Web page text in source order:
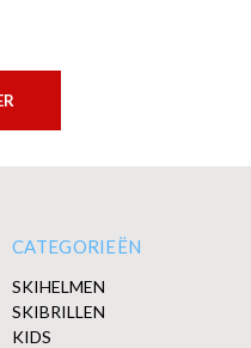
CATEGORIEËN
SKIHELMEN
SKIBRILLEN
KIDS